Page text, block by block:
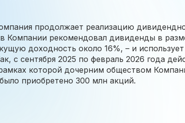
продолжает реализацию
Компании рекомендовал дивиденды в
доходность около 16%, – и
с сентября 2025 по февраль 2026 года
которой дочерним обществом
приобретено 300 млн акций.